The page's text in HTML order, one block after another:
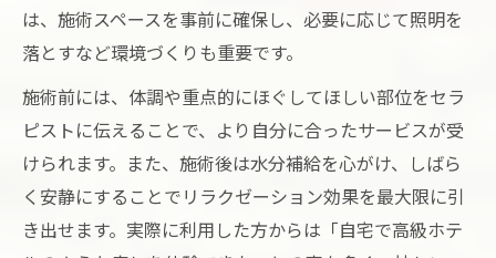
は、施術スペースを事前に確保し、必要に応じて照明を
落とすなど環境づくりも重要です。
施術前には、体調や重点的にほぐしてほしい部位をセラ
ピストに伝えることで、より自分に合ったサービスが受
けられます。また、施術後は水分補給を心がけ、しばら
く安静にすることでリラクゼーション効果を最大限に引
き出せます。実際に利用した方からは「自宅で高級ホテ